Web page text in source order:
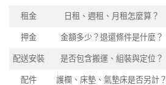
租金 日租、週租、月租怎麼算？
押金 金額多少？退還條件是什麼？
配送安裝 是否包含搬運、組裝與定位？
配件 護欄、床墊、氣墊床是否另計？